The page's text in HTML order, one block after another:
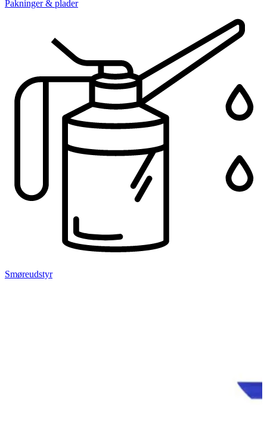
Pakninger & plader
Smøreudstyr